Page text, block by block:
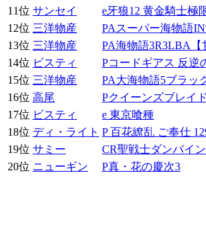
11位 サンセイ
e牙狼12 黄金騎士極
12位 三洋物産
PAスーパー海物語
13位 三洋物産
PA海物語3R3LBA【
14位 ビスティ
Pコードギアス 反逆
15位 三洋物産
PA大海物語5ブラッ
16位 高尾
Pクイーンズブレイ
17位 ビスティ
e 東京喰種
18位 ディ・ライト P 百花繚乱 ご奉仕
19位 サミー
CR聖戦士ダンバイ
20位 ニューギン P真・花の慶次3